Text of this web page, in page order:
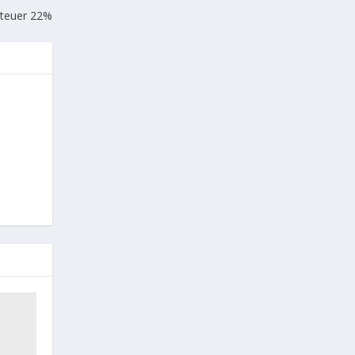
22%